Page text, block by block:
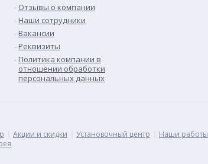
Отзывы о компании
Наши сотрудники
Вакансии
Реквизиты
Политика компании в
отношении обработки
персональных данных
Акции и скидки Установочный центр
Наши работы